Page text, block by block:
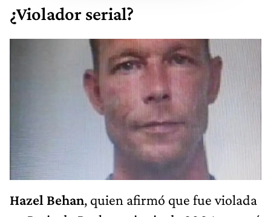
¿Violador serial?
Hazel Behan, quien afirmó que fue violada